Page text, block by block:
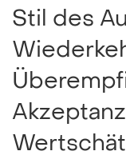
Stil des